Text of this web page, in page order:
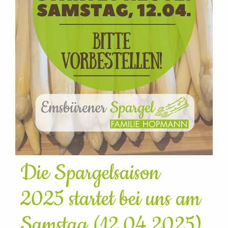
Die Spargelsaison
2025 startet bei uns am